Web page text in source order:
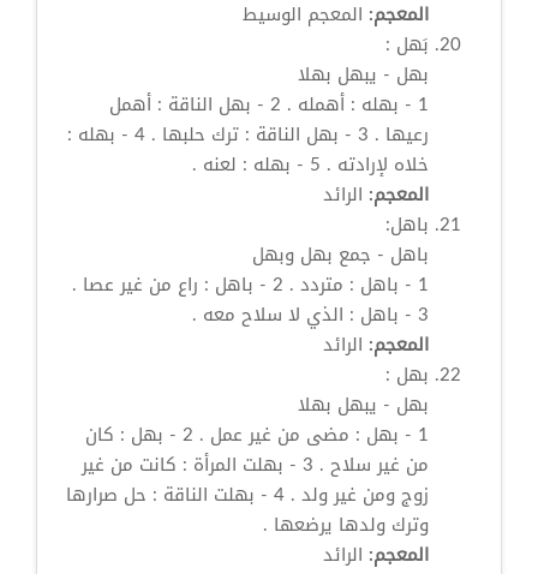
المعجم: المعجم الوسيط
بَهل :
بهل - يبهل بهلا
1 - بهله : أهمله . 2 -
بهل الناقة : أهمل
رعيها . 3 -
بهل
الناقة : ترك حلبها . 4 - بهله :
خلاه لإرادته . 5 - بهله : لعنه .
المعجم: الرائد
باهل:
باهل - جمع بهل وبهل
1 - باهل : متردد . 2 - باهل : راع من غير عصا .
3 - باهل : الذي لا سلاح معه .
المعجم: الرائد
بهل :
بهل - يبهل بهلا
1 -
بهل : مضى من غير عمل . 2 - بهل : كان
من غير سلاح . 3 - بهلت المرأة : كانت من غير
زوج ومن غير ولد . 4 - بهلت الناقة : حل صرارها
وترك ولدها يرضعها .
المعجم: الرائد